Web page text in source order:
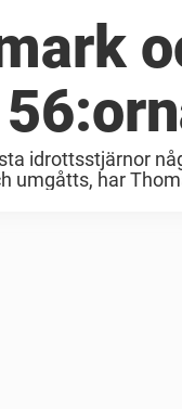
idrottsstjärnor
umgåtts, har